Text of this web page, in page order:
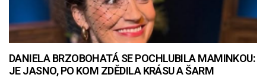
DANIELA BRZOBOHATÁ SE POCHLUBILA MAMINKOU:
JE JASNO, PO KOM ZDĚDILA KRÁSU A ŠARM